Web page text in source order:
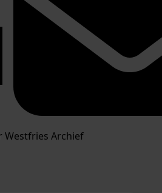
Westfries Archief